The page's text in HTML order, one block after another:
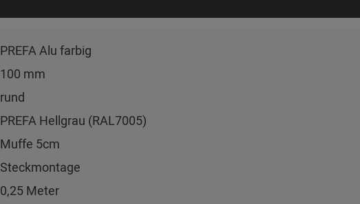
PREFA Alu farbig
100 mm
rund
PREFA Hellgrau (RAL7005)
Muffe 5cm
Steckmontage
0,25 Meter